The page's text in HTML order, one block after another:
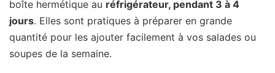
boîte hermétique au réfrigérateur, pendant 3 à 4
jours. Elles sont pratiques à préparer en grande
quantité pour les ajouter facilement à vos salades ou
soupes de la semaine.